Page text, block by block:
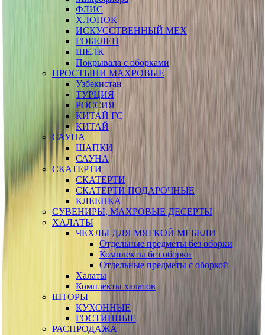
ФЛИС
ХЛОПОК
ИСКУССТВЕННЫЙ МЕХ
ГОБЕЛЕН
ШЕЛК
Покрывала с оборками
ПРОСТЫНИ МАХРОВЫЕ
Узбекистан
ТУРЦИЯ
РОССИЯ
КИТАЙ ГС
КИТАЙ
САУНА
ШАПКИ
САУНА
СКАТЕРТИ
СКАТЕРТИ
СКАТЕРТИ ПОДАРОЧНЫЕ
КЛЕЕНКА
СУВЕНИРЫ, МАХРОВЫЕ ДЕСЕРТЫ
ХАЛАТЫ
ЧЕХЛЫ ДЛЯ МЯГКОЙ МЕБЕЛИ
Отдельные предметы без оборки
Комплекты без оборки
Отдельные предметы с оборкой
Халаты
Комплекты халатов
ШТОРЫ
КУХОННЫЕ
ГОСТИННЫЕ
РАСПРОДАЖА